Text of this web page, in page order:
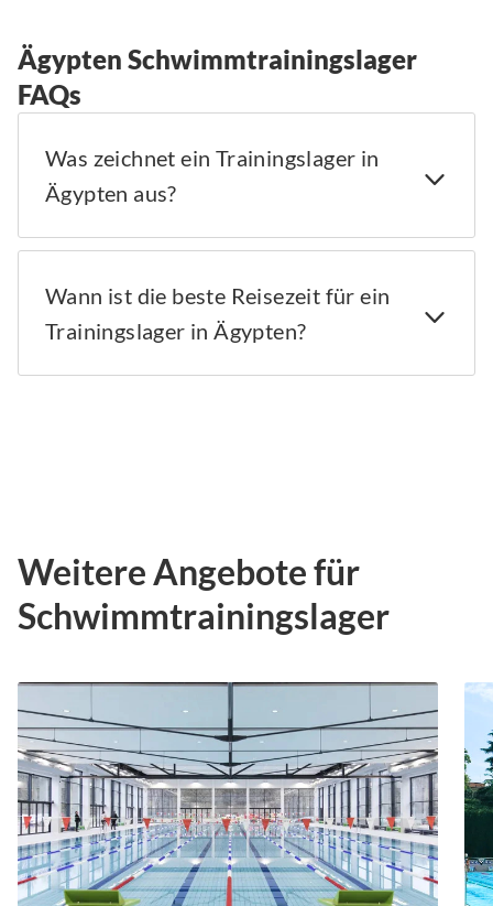
Ägypten Schwimmtrainingslager
FAQs
Was zeichnet ein Trainingslager in
Ägypten aus?
Wann ist die beste Reisezeit für ein
Trainingslager in Ägypten?
Weitere Angebote für
Schwimmtrainingslager